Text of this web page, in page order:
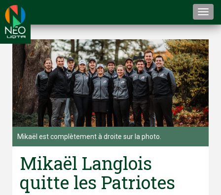
Mikaël est complètement à droite sur la photo.
Mikaël Langlois
quitte les Patriotes